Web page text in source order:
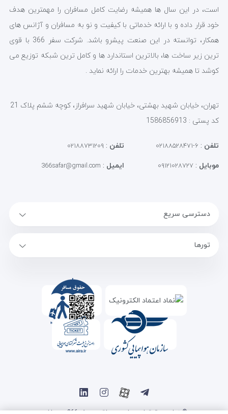
است، در این سال ها همیشه رضایت کامل مسافران را مهمترین هدف
خود قرار داده و با ارائه خدماتی با کیفیت و نو به مسافران و آژانس های
همکار، توانسته در این صنعت پیشرو باشد. شرکت سفر 366 با قوی
ترین زیر ساخت ها، بالاترین استاندارد ها و کامل ترین شبکه توزیع می
کوشد تا همیشه بهترین خدمات را ارائه نماید .
تهران، خیابان شهید بهشتی، خیابان شهید سرافراز، کوچه ششم پلاک 21
کد پستی : 1586856913
تلفن : ۶-۰۲۱۸۸۵۲۸۴۷۱ تلفن : ۰۲۱۸۸۷۳۱۲۰۹
موبایل : ۰۹۱۲۱۰۲۸۷۲۷ ایمیل :
366safar@gmail.com
دسترسی سریع
تورها